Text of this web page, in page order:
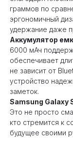
граммов по
эргономичный
удержание даже
Аккумулятор
6000 мАч
обеспечивает
не зависит от
устройство
заметок.
Samsung Galaxy
Это не просто
кто стремится к
будущее своими